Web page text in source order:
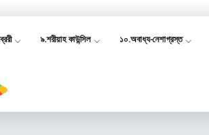
৯.শরীয়াহ কাউন্সিল ১০.অবাধ্য-নেশাগ্রস্ত